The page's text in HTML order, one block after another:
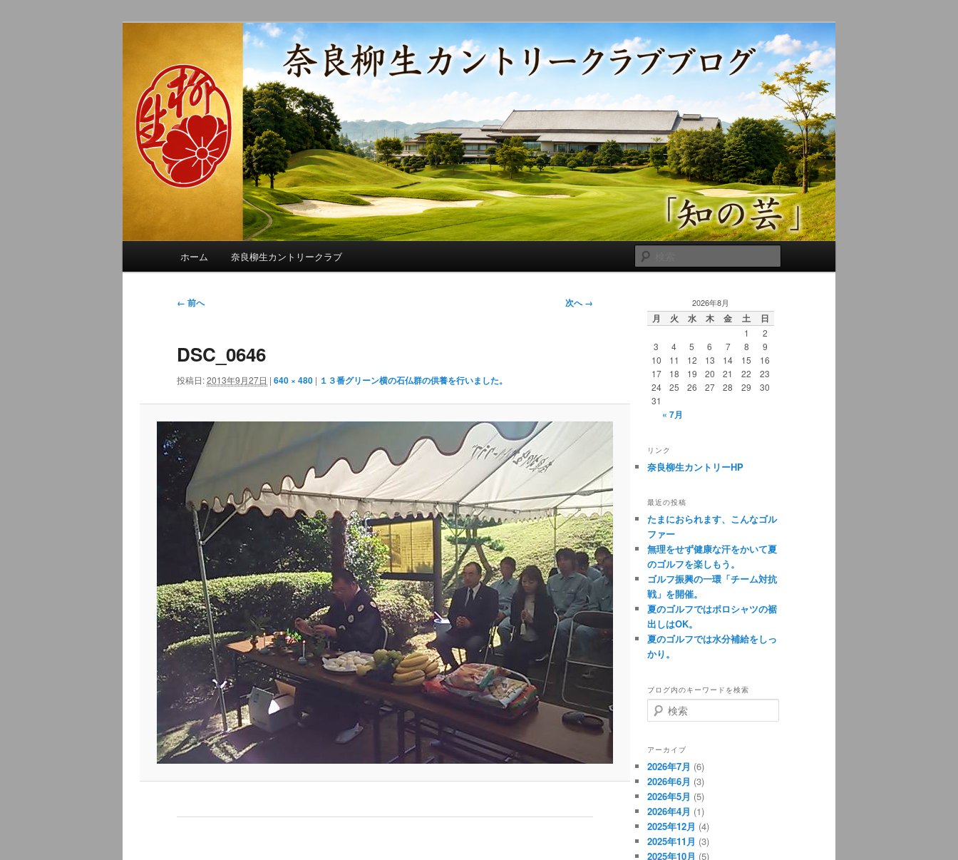
奈良柳生カントリークラブ総支配人ブログ
季節の話題、クラブの出来事、コースの改修・更新作業、ゴルフに関する随筆、喜怒哀楽などを気まぐ
れに発信します。
索
ホーム 奈良柳生カントリークラブ
画
ビ
ー
シ
ョ
ン
← 前へ 次へ →
DSC_0646
投稿日:2013年9月27日 | 640 × 480 | １３番グリーン横の石仏群の供養を行いました。
2026年8月
月 火 水 木 金 土 日
1
2
3
4 5 6 7 8
9
10
11 12 13 14 15
16
17
18 19 20 21 22
23
24
25 26 27 28 29
30
31
« 7月
リンク
奈良柳生カントリーHP
最近の投稿
たまにおられます、こんなゴル
ファー
無理をせず健康な汗をかいて夏
のゴルフを楽しもう。
ゴルフ振興の一環「チーム対抗
戦」を開催。
夏のゴルフではポロシャツの裾
出しはOK。
夏のゴルフでは水分補給をしっ
かり。
ブログ内のキーワードを検索
検
索
アーカイブ
2026年7月 (6)
2026年6月 (3)
2026年5月 (5)
2026年4月 (1)
2025年12月 (4)
2025年11月 (3)
2025年10月 (5)